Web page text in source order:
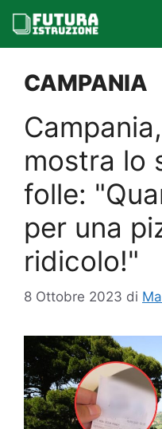
contenuto
CAMPANIA
mostra lo
folle:
per una
ridicolo!"
8 Ottobre 2023 di